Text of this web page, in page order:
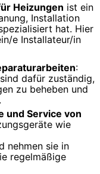
Heizungen ist ein
Installation
hat. Hier
e Installateur/in
:
dafür zuständig,
zu beheben und
und Service von
wie
nehmen sie in
regelmäßige